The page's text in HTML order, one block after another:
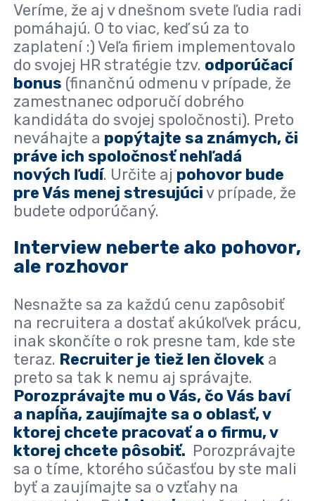
Veríme, že aj v dnešnom svete ľudia radi
pomáhajú. O to viac, keď sú za to
zaplatení :) Veľa firiem implementovalo
do svojej HR stratégie tzv. odporúčací
bonus (finančnú odmenu v prípade, že
zamestnanec odporučí dobrého
kandidáta do svojej spoločnosti). Preto
neváhajte a popýtajte sa známych, či
práve ich spoločnosť nehľadá
nových ľudí. Určite aj pohovor bude
pre Vás menej stresujúciv prípade, že
budete odporúčaný.
Interview neberte ako pohovor,
ale rozhovor
Nesnažte sa za každú cenu zapôsobiť
na recruitera a dostať akúkoľvek prácu,
inak skončíte o rok presne tam, kde ste
teraz. Recruiter je tiež len človeka
preto sa tak k nemu aj správajte.
Porozprávajte mu o Vás, čo Vás baví
a napĺňa, zaujímajte sa o oblasť, v
ktorej chcete pracovať a o firmu, v
ktorej chcete pôsobiť. Porozprávajte
sa o tíme, ktorého súčasťou by ste mali
byť a zaujímajte sa o vzťahy na